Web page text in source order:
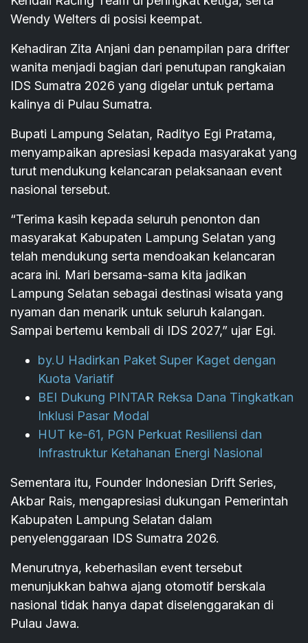
Wendy Welters di posisi keempat.
Kehadiran Zita Anjani dan penampilan para drifter
wanita menjadi bagian dari penutupan rangkaian
IDS Sumatra 2026 yang digelar untuk pertama
kalinya di Pulau Sumatra.
Bupati Lampung Selatan, Radityo Egi Pratama,
menyampaikan apresiasi kepada masyarakat yang
turut mendukung kelancaran pelaksanaan event
nasional tersebut.
“Terima kasih kepada seluruh penonton dan
masyarakat Kabupaten Lampung Selatan yang
telah mendukung serta mendoakan kelancaran
acara ini. Mari bersama-sama kita jadikan
Lampung Selatan sebagai destinasi wisata yang
nyaman dan menarik untuk seluruh kalangan.
Sampai bertemu kembali di IDS 2027,” ujar Egi.
by.U Hadirkan Paket Super Kaget dengan
Kuota Variatif
BEI Dukung PINTAR Reksa Dana Tingkatkan
Inklusi Pasar Modal
HUT ke-61, PGN Perkuat Resiliensi dan
Infrastruktur Ketahanan Energi Nasional
Sementara itu, Founder Indonesian Drift Series,
Akbar Rais, mengapresiasi dukungan Pemerintah
Kabupaten Lampung Selatan dalam
penyelenggaraan IDS Sumatra 2026.
Menurutnya, keberhasilan event tersebut
menunjukkan bahwa ajang otomotif berskala
nasional tidak hanya dapat diselenggarakan di
Pulau Jawa.